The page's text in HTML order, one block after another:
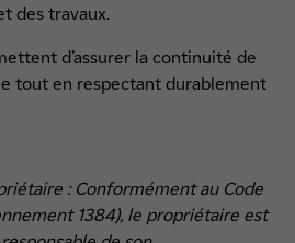
des travaux.
d’assurer la continuité de
tout en respectant durablement
: Conformément au Code
1384), le propriétaire est